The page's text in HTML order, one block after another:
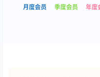
月度会员
季度会员 年度